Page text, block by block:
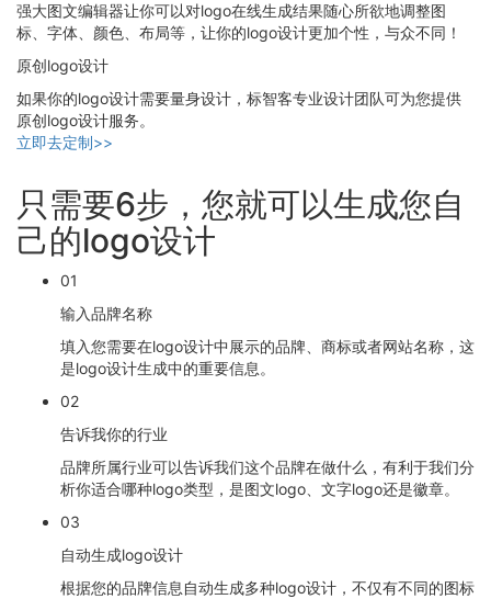
强大图文编辑器让你可以对logo在线生成结果随心所欲地调整图
标、字体、颜色、布局等，让你的logo设计更加个性，与众不同！
原创logo设计
如果你的logo设计需要量身设计，标智客专业设计团队可为您提供
原创logo设计服务。
立即去定制>>
只需要6步，您就可以生成您自
己的logo设计
01
输入品牌名称
填入您需要在logo设计中展示的品牌、商标或者网站名称，这
是logo设计生成中的重要信息。
02
告诉我你的行业
品牌所属行业可以告诉我们这个品牌在做什么，有利于我们分
析你适合哪种logo类型，是图文logo、文字logo还是徽章。
03
自动生成logo设计
根据您的品牌信息自动生成多种logo设计，不仅有不同的图标